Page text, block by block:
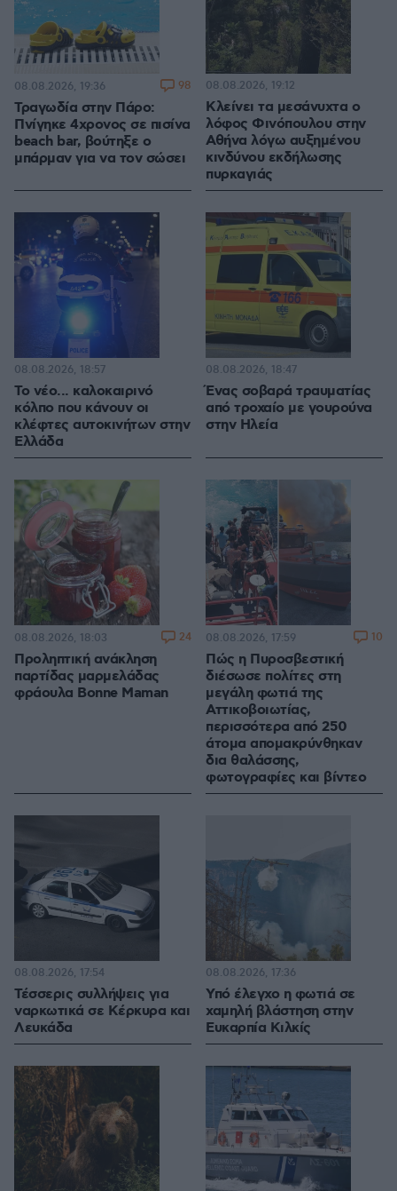
Τραγωδία στην Πάρο:
Πνίγηκε 4χρονος σε πισίνα
beach bar, βούτηξε ο
μπάρμαν για να τον σώσει
08.08.2026, 19:36 98
Κλείνει τα μεσάνυχτα ο
λόφος Φινόπουλου στην
Αθήνα λόγω αυξημένου
κινδύνου εκδήλωσης
πυρκαγιάς
08.08.2026, 19:12
Το νέο... καλοκαιρινό
κόλπο που κάνουν οι
κλέφτες αυτοκινήτων στην
Ελλάδα
08.08.2026, 18:57
Ένας σοβαρά τραυματίας
από τροχαίο με γουρούνα
στην Ηλεία
08.08.2026, 18:47
Προληπτική ανάκληση
παρτίδας μαρμελάδας
φράουλα Bonne Maman
08.08.2026, 18:03 24
Πώς η Πυροσβεστική
διέσωσε πολίτες στη
μεγάλη φωτιά της
Αττικοβοιωτίας,
περισσότερα από 250
άτομα απομακρύνθηκαν
δια θαλάσσης,
φωτογραφίες και βίντεο
08.08.2026, 17:59 10
Τέσσερις συλλήψεις για
ναρκωτικά σε Κέρκυρα και
Λευκάδα
08.08.2026, 17:54
Υπό έλεγχο η φωτιά σε
χαμηλή βλάστηση στην
Ευκαρπία Κιλκίς
08.08.2026, 17:36